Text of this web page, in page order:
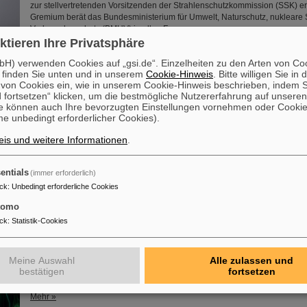
zur stellvertretenden Vorsitzenden der Strahlenschutzkommission (SSK)
Gremium berät das Bundesministerium für Umwelt, Naturschutz, nukleare
Verbraucherschutz (BMUV) in allen Fragen....
Mehr »
und Preisverleihung
Die diesjährige Jahrestagung der „FAIR-GSI Exotic Nuclei Community
Kurzem im Rahmen des „NUSTAR Annual Meeting“ bei GSI/FAIR statt.
Festkolloquium und der Preisträgersitzung gab es Gelegenheit zu
(Univ. Jyväskylä, Finnland) zum Thema „Präzisionsexperimente mit
Atomkernen“.
Mehr »
gegen Leber- und Lungenkrebs
Vor 25 Jahren wurden die ersten Patient*innen mit Schwerionen
Oberkörper, zum Beispiel in Lunge, Leber und Bauchspeicheldrüse,
sie durch die Atmung ständig in Bewegung sind. Einige Methoden sind
Routine, andere Entwicklungen des GSI Helmholtzzentrums für
Mehr »
Ihre Privatsphäre
verwenden Cookies auf „gsi.de“. Einzelheiten zu den Arten von
Sie unten und in unserem Cookie-Hinweis . Bitte willigen Sie in
Cookies ein, wie in unserem Cookie-Hinweis beschrieben, indem
fortsetzen“ klicken, um die bestmögliche Nutzererfahrung auf
können auch Ihre bevorzugten Einstellungen vornehmen oder
unbedingt erforderlicher Cookies).
und weitere Informationen
(immer erforderlich)
: Unbedingt erforderliche Cookies
: Statistik-Cookies
Meine Auswahl
bestätigen
Alle zulassen und
fortsetzen